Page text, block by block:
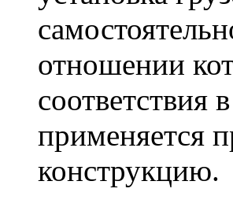
отношении
соответствия
применяется
конструкцию.